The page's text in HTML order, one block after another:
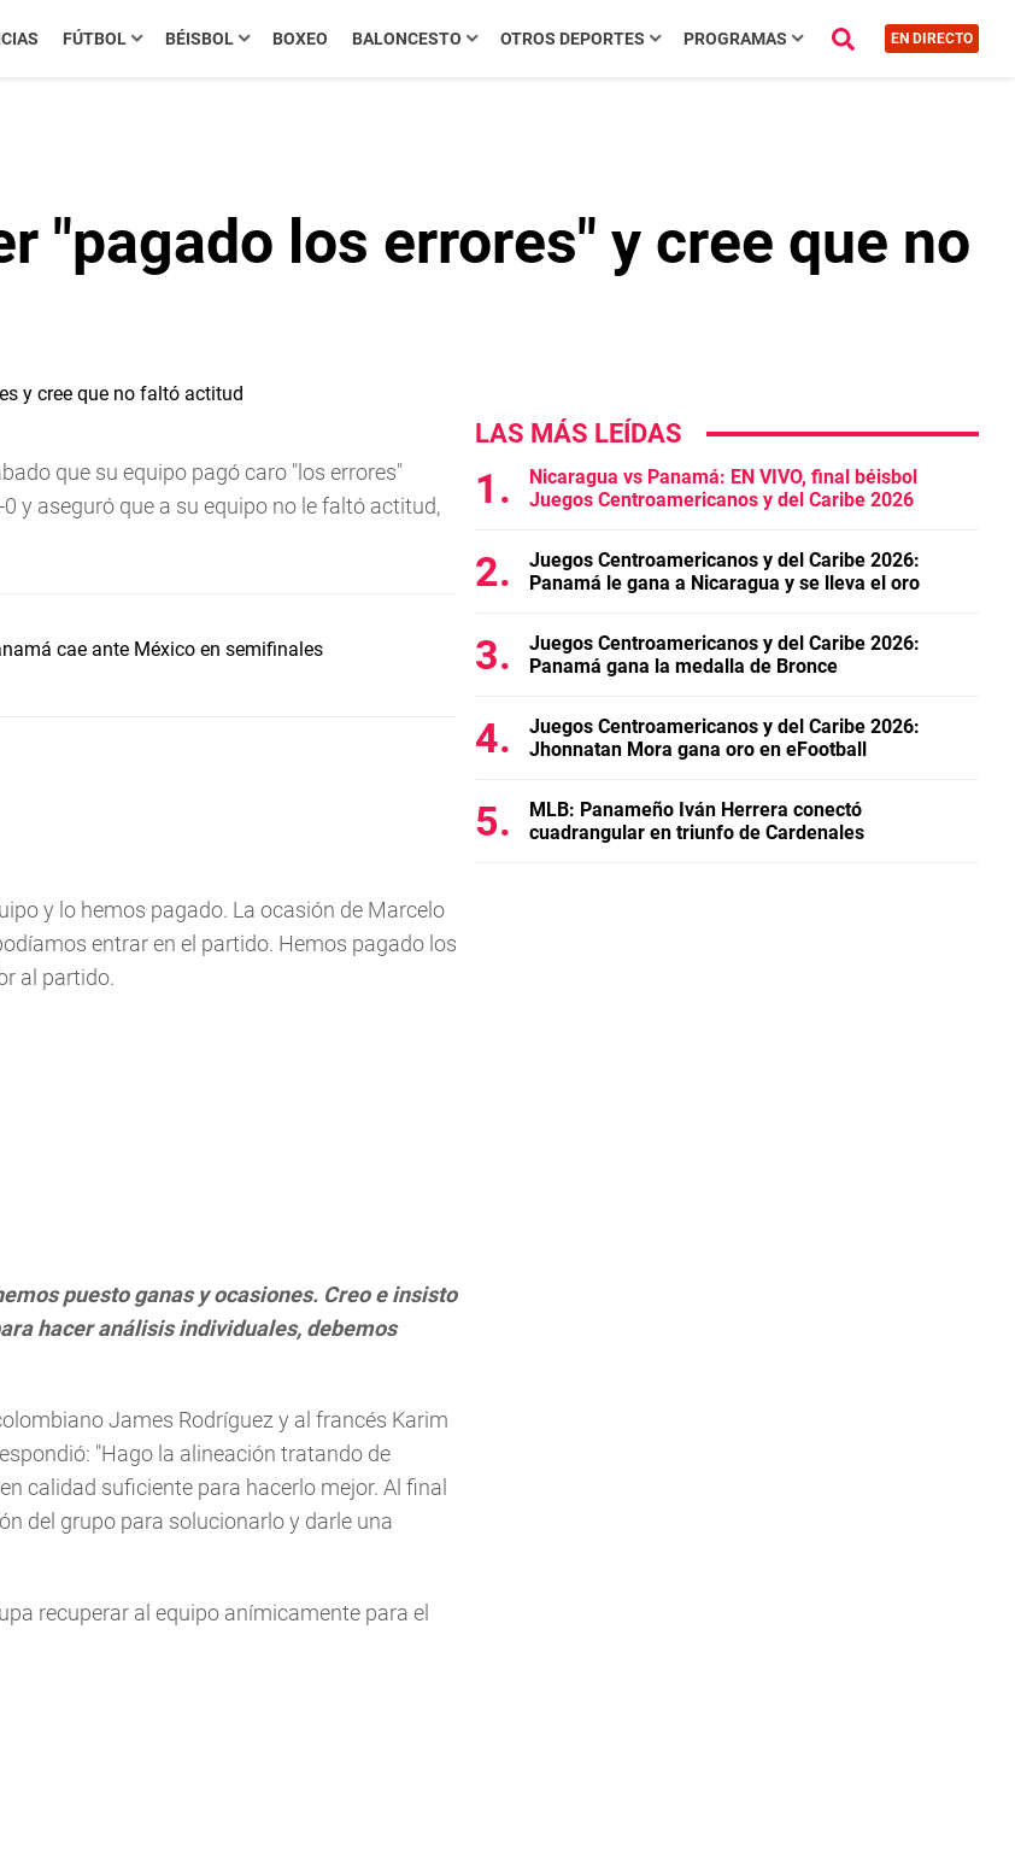
FÚTBOL BÉISBOL BOXEO BALONCESTO OTROS DEPORTES PROGRAMAS EN DIRECTO
"pagado los errores" y cree que no
que su equipo pagó caro "los errores"
y aseguró que a su equipo no le faltó actitud,
cae ante México en semifinales
y lo hemos pagado. La ocasión de Marcelo
entrar en el partido. Hemos pagado los
al partido.
puesto ganas y ocasiones. Creo e insisto
hacer análisis individuales, debemos
James Rodríguez y al francés Karim
"Hago la alineación tratando de
calidad suficiente para hacerlo mejor. Al final
del grupo para solucionarlo y darle una
recuperar al equipo anímicamente para el
LAS MÁS LEÍDAS
Nicaragua vs Panamá: EN VIVO, final béisbol
Juegos Centroamericanos y del Caribe 2026
Juegos Centroamericanos y del Caribe 2026:
Panamá le gana a Nicaragua y se lleva el oro
Juegos Centroamericanos y del Caribe 2026:
Panamá gana la medalla de Bronce
Juegos Centroamericanos y del Caribe 2026:
Jhonnatan Mora gana oro en eFootball
MLB: Panameño Iván Herrera conectó
cuadrangular en triunfo de Cardenales